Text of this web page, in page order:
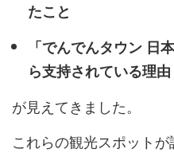
たこと
「でんでんタウン 日
ら支持されている理由
が見えてきました。
これらの観光スポット